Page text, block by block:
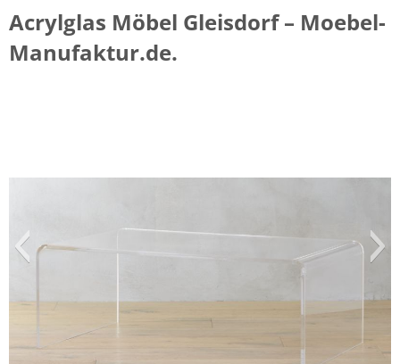
Acrylglas Möbel Gleisdorf – Moebel-
Manufaktur.de.